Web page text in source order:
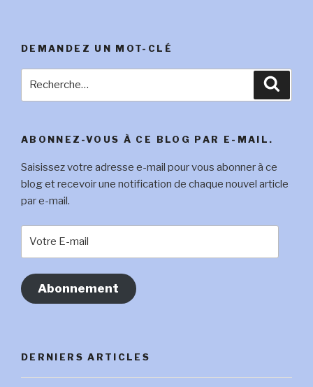
DEMANDEZ UN MOT-CLÉ
ABONNEZ-VOUS À CE BLOG PAR E-MAIL.
Saisissez votre adresse e-mail pour vous abonner à ce
blog et recevoir une notification de chaque nouvel article
par e-mail.
Abonnement
DERNIERS ARTICLES